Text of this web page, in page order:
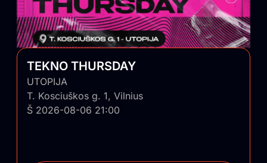
TEKNO THURSDAY
UTOPIJA
T. Kosciuškos g. 1, Vilnius
Š 2026-08-06 21:00